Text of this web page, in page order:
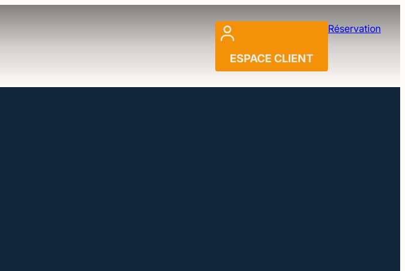
ESPACE CLIENT
Réservation